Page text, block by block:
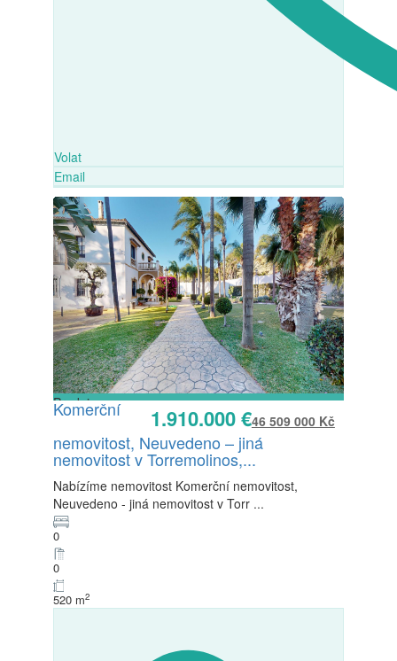
Volat
Email
Prodej
K dispozici
1.910.000 €46 509 000 Kč
Komerční
nemovitost, Neuvedeno – jiná
nemovitost v Torremolinos,...
Nabízíme nemovitost Komerční nemovitost,
Neuvedeno - jiná nemovitost v Torr ...
0
0
520 m2